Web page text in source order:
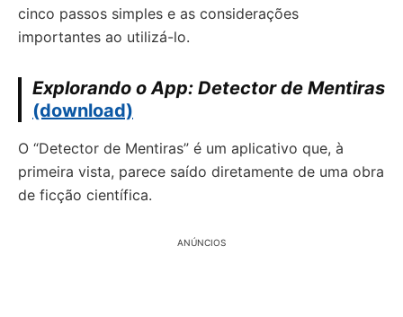
cinco passos simples e as considerações
importantes ao utilizá-lo.
Explorando o App: Detector de Mentiras
(download)
O “Detector de Mentiras” é um aplicativo que, à
primeira vista, parece saído diretamente de uma obra
de ficção científica.
ANÚNCIOS